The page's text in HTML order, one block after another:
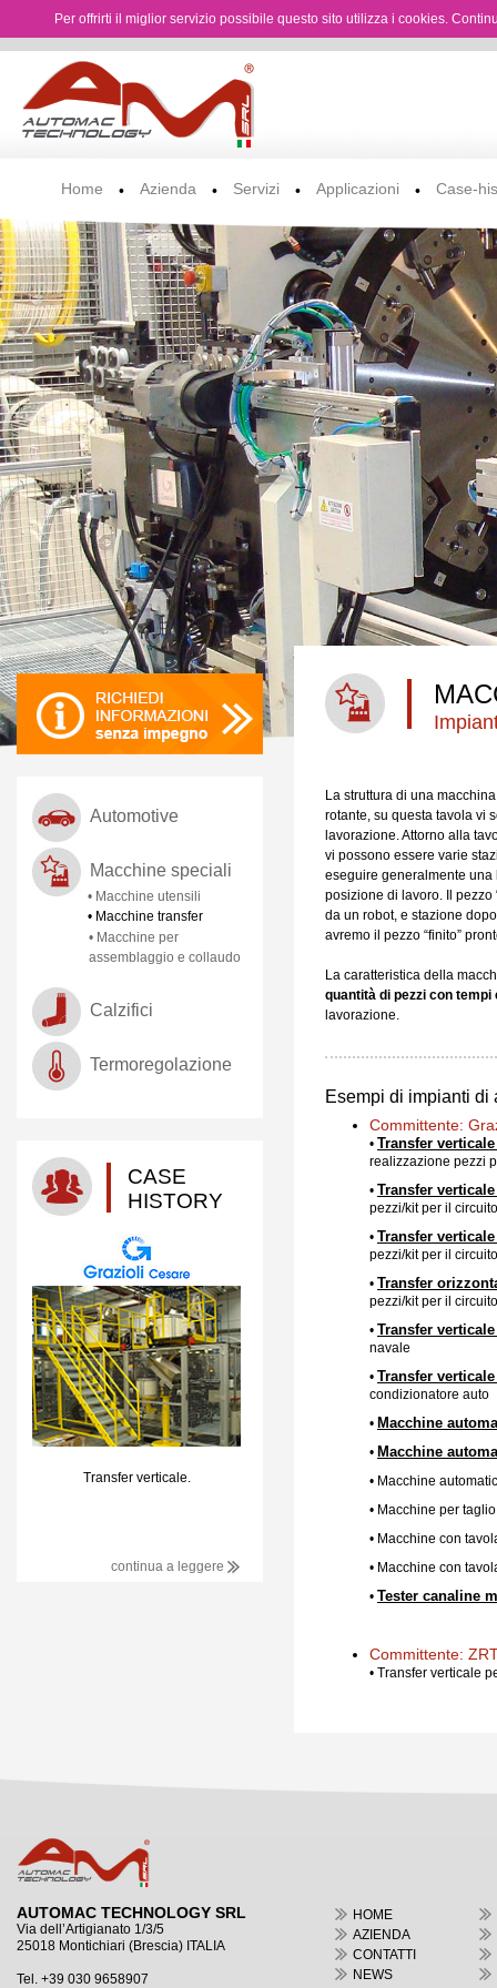
Per offrirti il miglior servizio possibile questo sito utilizza i cookies.
Home • Azienda • Servizi • Applicazioni • Case-
Automotive
Macchine speciali
• Macchine utensili
• Macchine transfer
• Macchine per
assemblaggio e collaudo
Calzifici
Termoregolazione
CASE
HISTORY
Transfer verticale.
continua a leggere
La struttura di una
rotante, su questa tavola vi
lavorazione. Attorno alla
vi possono essere varie
eseguire generalmente
posizione di lavoro. Il pezzo
da un robot, e stazione
avremo il pezzo “finito”
La caratteristica della
quantità di pezzi con
lavorazione.
Esempi di impianti di
Committente:
• Transfer
realizzazione pezzi
• Transfer
pezzi/kit per il
• Transfer
pezzi/kit per il
• Transfer
pezzi/kit per il
• Transfer
navale
• Transfer
condizionatore auto
• Macchine
• Macchine
• Macchine
• Macchine per
• Macchine con
• Macchine con
• Tester canaline
Committente:
• Transfer verticale
AUTOMAC TECHNOLOGY SRL
Via dell’Artigianato 1/3/5
25018 Montichiari (Brescia) ITALIA
Tel. +39 030 9658907
HOME
AZIENDA
CONTATTI
NEWS